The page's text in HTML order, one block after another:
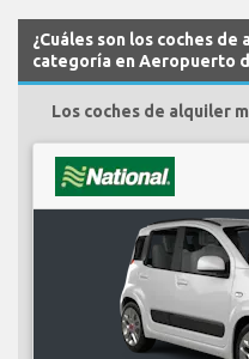
¿Cuáles son los coches
categoría en Aeropuerto
Los coches de alquiler